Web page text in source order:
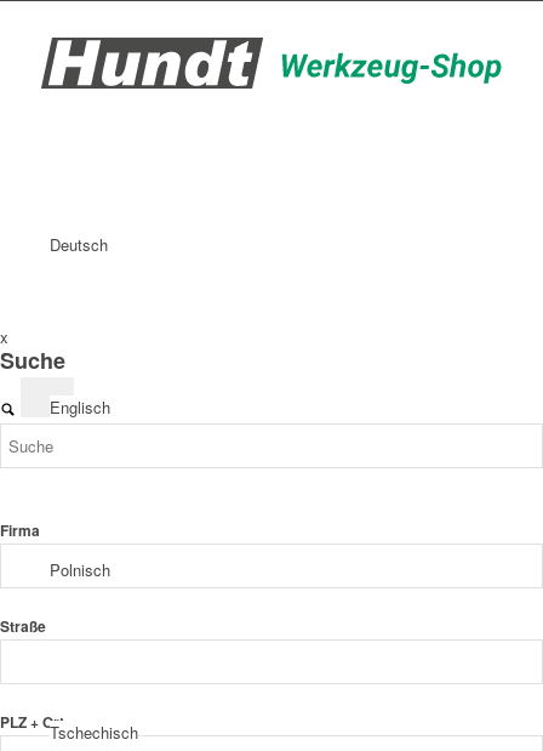
Deutsch
Englisch
Polnisch
Tschechisch
x
Suche
Firma
Straße
PLZ + Ort